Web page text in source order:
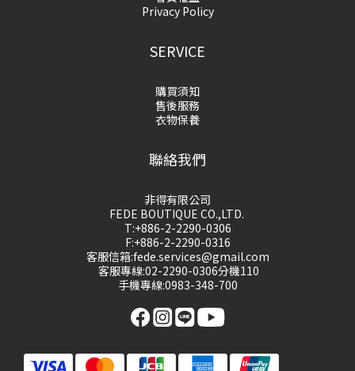
Privacy Policy
SERVICE
購買須知
售後服務
衣物保養
聯絡我們
非得有限公司
FEDE BOUTIQUE CO.,LTD.
T:+886-2-2290-0306
F:+886-2-2290-0316
客服信箱:fede.services@gmail.com
客服專線:02-2290-0306分機110
手機專線:0983-348-700